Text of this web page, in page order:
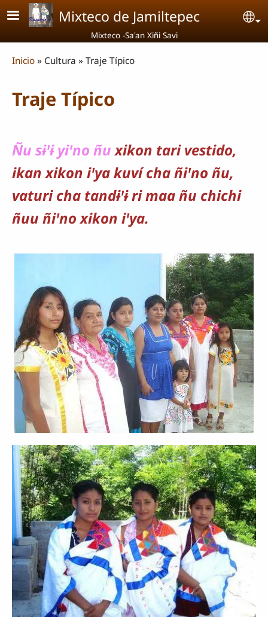
Pasar al contenido principal
Mixteco de Jamiltepec
Mixteco -Sa'an Xiñi Savi
Breadcrumb
Inicio Cultura Traje Típico
Traje Típico
Ñu sɨꞌɨ yiꞌno ñuxikon tarivestido,
ikan xikon iꞌya kuví cha ñiꞌno ñu,
vaturi cha tandɨꞌɨ ri maa ñu chichi
ñuu ñiꞌno xikon iꞌya.